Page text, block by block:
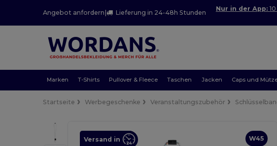
Angebot anfordern | Lieferung in 24-48h Stunden
Nur in der App:
Marken T-Shirts Pullover & Fleece Taschen Jacken Caps und
Startseite Werbegeschenke Veranstaltungszubehör
W45
Versand in